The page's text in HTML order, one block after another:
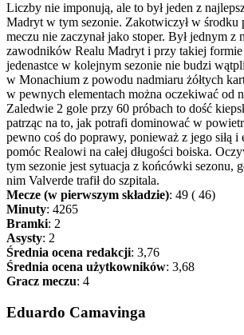
Liczby nie imponują, ale to był jeden z
Madryt w tym sezonie. Zakotwiczył w środku
meczu nie zaczynał jako stoper. Był jednym z
zawodników Realu Madryt i przy takiej
jedenastce w kolejnym sezonie nie budzi
w Monachium z powodu nadmiaru żółtych
w pewnych elementach można oczekiwać od
Zaledwie 2 gole przy 60 próbach to dość
patrząc na to, jak potrafi dominować w
pewno coś do poprawy, ponieważ z jego siłą i
pomóc Realowi na całej długości boiska.
tym sezonie jest sytuacja z końcówki sezonu,
nim Valverde trafił do szpitala.
Mecze (w pierwszym składzie): 49 ( 46)
Minuty: 4265
Bramki: 2
Asysty: 2
Średnia ocena redakcji: 3,76
Średnia ocena użytkowników: 3,68
Gracz meczu: 4
Eduardo Camavinga